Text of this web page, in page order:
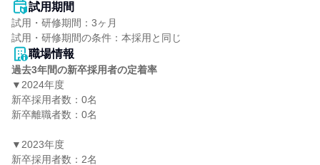
試用期間
試用・研修期間：3ヶ月
職場情報
過去3年間の新卒採用者の定着率
▼2024年度
新卒採用者数：0名
新卒離職者数：0名
▼2023年度
新卒採用者数：2名